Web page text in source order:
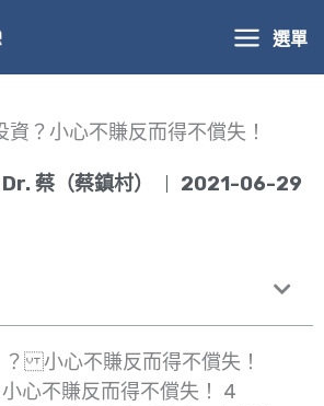
選單
資？小心不賺反而得不償失！
蔡（蔡鎮村） 2021-06-29
心不賺反而得不償失！ 4